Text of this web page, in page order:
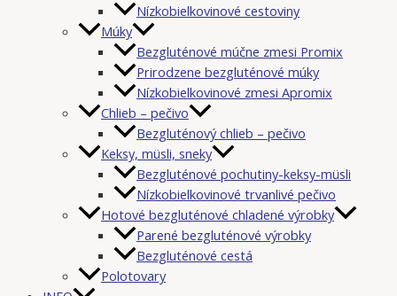
Nízkobielkovinové cestoviny
Múky
Bezgluténové múčne zmesi Promix
Prirodzene bezgluténové múky
Nízkobielkovinové zmesi Apromix
Chlieb – pečivo
Bezgluténový chlieb – pečivo
Keksy, müsli, sneky
Bezgluténové pochutiny-keksy-müsli
Nízkobielkovinové trvanlivé pečivo
Hotové bezgluténové chladené výrobky
Parené bezgluténové výrobky
Bezgluténové cestá
Polotovary